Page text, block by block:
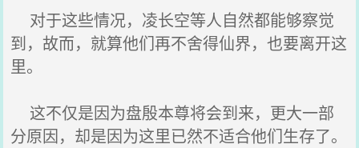
对于这些情况，凌长空等人自然都能够察觉
到，故而，就算他们再不舍得仙界，也要离开这
里。
这不仅是因为盘殷本尊将会到来，更大一部
分原因，却是因为这里已然不适合他们生存了。